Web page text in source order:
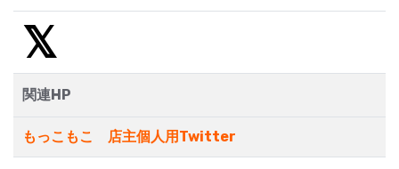
関連HP
もっこもこ 店主個人用Twitter